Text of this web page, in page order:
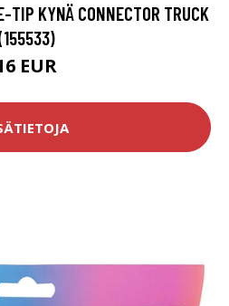
TIP KYNÄ CONNECTOR TRUCK
EUR